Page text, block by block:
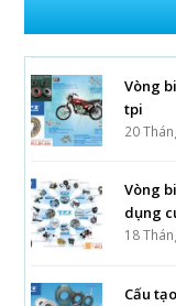
Vòng
tpi
20
Vòng
dụng
18
Cấu